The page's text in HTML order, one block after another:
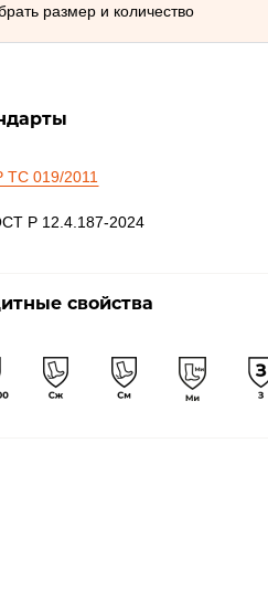
размер и количество
ТС 019/2011
Р 12.4.187-2024
свойства